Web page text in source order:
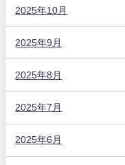
2025年10月
2025年9月
2025年8月
2025年7月
2025年6月